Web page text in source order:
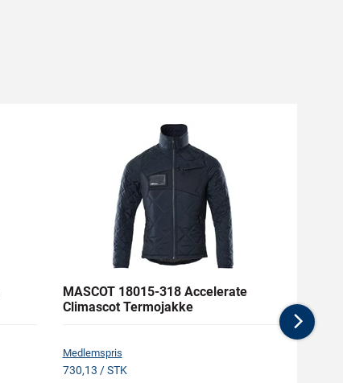
MASCOT 18015-318 Accelerate
Climascot Termojakke
Medlemspris
730,13 / STK